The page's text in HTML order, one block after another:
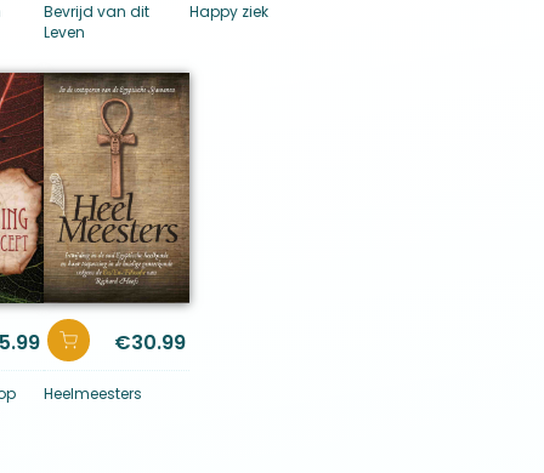
Bevrijd van dit
Leven
Happy ziek
€30.99
Heelmeesters